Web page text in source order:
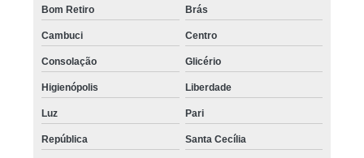
Bom Retiro Brás
Cambuci Centro
Consolação Glicério
Higienópolis Liberdade
Luz Pari
República Santa Cecília